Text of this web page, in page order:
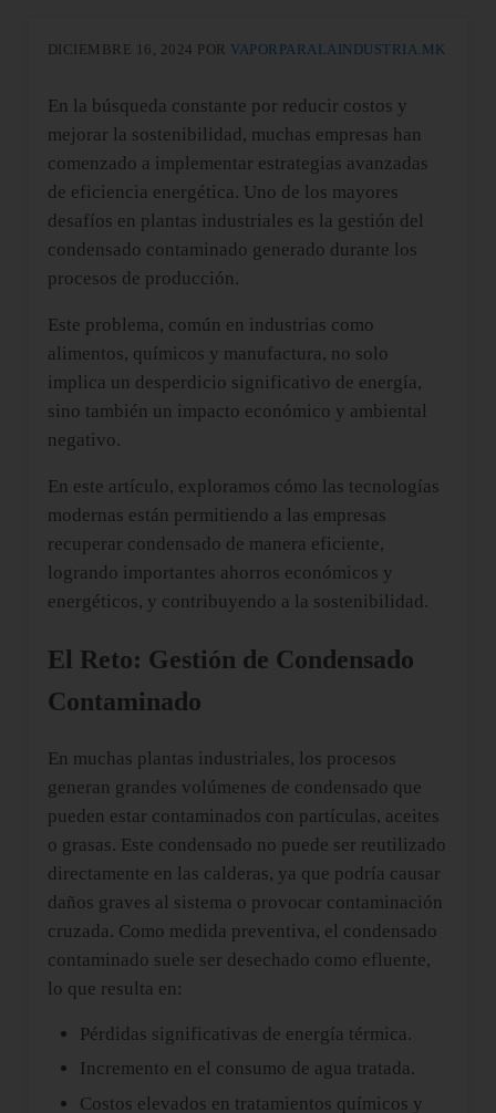
DICIEMBRE 16, 2024 POR VAPORPARALAINDUSTRIA.MK
En la búsqueda constante por reducir costos y
mejorar la sostenibilidad, muchas empresas han
comenzado a implementar estrategias avanzadas
de eficiencia energética. Uno de los mayores
desafíos en plantas industriales es la gestión del
condensado contaminado generado durante los
procesos de producción.
Este problema, común en industrias como
alimentos, químicos y manufactura, no solo
implica un desperdicio significativo de energía,
sino también un impacto económico y ambiental
negativo.
En este artículo, exploramos cómo las tecnologías
modernas están permitiendo a las empresas
recuperar condensado de manera eficiente,
logrando importantes ahorros económicos y
energéticos, y contribuyendo a la sostenibilidad.
El Reto: Gestión de Condensado
Contaminado
En muchas plantas industriales, los procesos
generan grandes volúmenes de condensado que
pueden estar contaminados con partículas, aceites
o grasas. Este condensado no puede ser reutilizado
directamente en las calderas, ya que podría causar
daños graves al sistema o provocar contaminación
cruzada. Como medida preventiva, el condensado
contaminado suele ser desechado como efluente,
lo que resulta en:
Pérdidas significativas de energía térmica.
Incremento en el consumo de agua tratada.
Costos elevados en tratamientos químicos y